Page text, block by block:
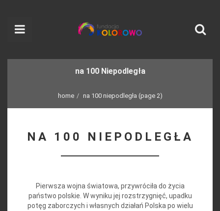
na 100 Niepodległa
home na 100 niepodległa (page 2)
NA 100 NIEPODLEGŁA
Pierwsza wojna światowa, przywróciła do życia
państwo polskie. W wyniku jej rozstrzygnięć, upadku
potęg zaborczych i własnych działań Polska po wielu